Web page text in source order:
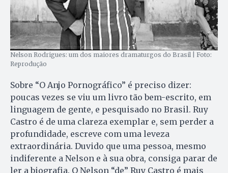
Nelson Rodrigues: um dos maiores dramaturgos do Brasil | Foto:
Reprodução
Sobre “O Anjo Pornográfico” é preciso dizer:
poucas vezes se viu um livro tão bem-escrito, em
linguagem de gente, e pesquisado no Brasil. Ruy
Castro é de uma clareza exemplar e, sem perder a
profundidade, escreve com uma leveza
extraordinária. Duvido que uma pessoa, mesmo
indiferente a Nelson e à sua obra, consiga parar de
ler a biografia. O Nelson “de” Ruy Castro é mais